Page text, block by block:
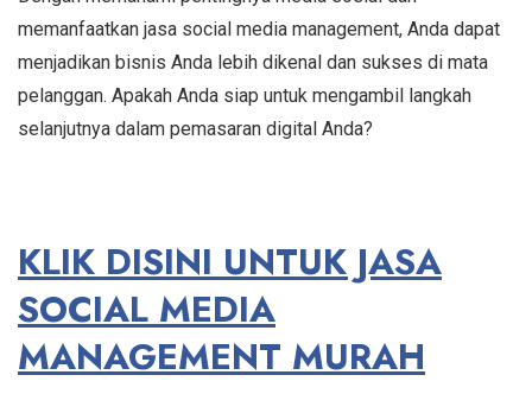
memanfaatkan jasa social media management, Anda dapat
menjadikan bisnis Anda lebih dikenal dan sukses di mata
pelanggan. Apakah Anda siap untuk mengambil langkah
selanjutnya dalam pemasaran digital Anda?
KLIK DISINI UNTUK JASA
SOCIAL MEDIA
MANAGEMENT MURAH